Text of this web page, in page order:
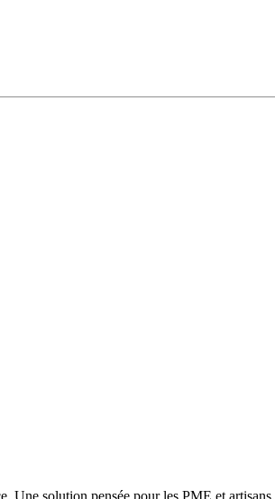
Une solution pensée pour les PME et artisans.